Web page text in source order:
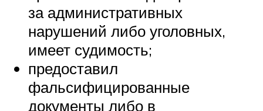
за административных
нарушений либо уголовных,
имеет судимость;
предоставил
фальсифицированные
документы либо в